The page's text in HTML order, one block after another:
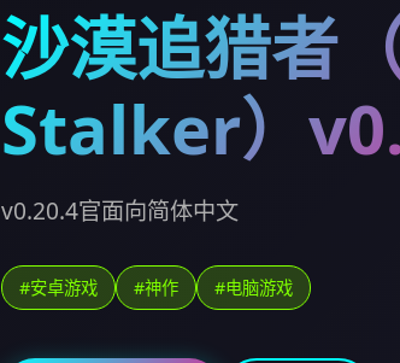
沙漠追猎者
Stalker）
v0.20.4官面向简体中文
#安卓游戏 #神作 #电脑游戏